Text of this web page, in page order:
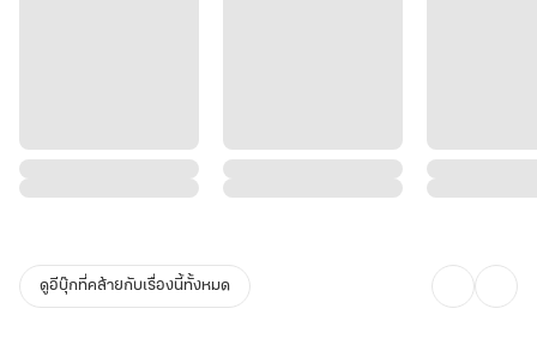
ดูอีบุ๊กที่คล้ายกับเรื่องนี้ทั้งหมด